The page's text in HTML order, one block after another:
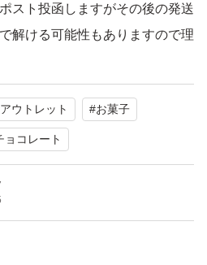
スト投函しますがその後の発送
解ける可能性もありますので理
材なしで専用封筒に入れる梱包
中にも割れ等が発生することが
り値段が変動しますがご了承く
アウトレット #お菓子
ョコレート